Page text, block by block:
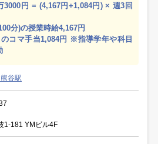
3000円 = (4,167円+1,084円) × 週3回
分)の授業時給4,167円
のコマ手当1,084円 ※指導学年や科目
谷駅
1-181 YMビル4F